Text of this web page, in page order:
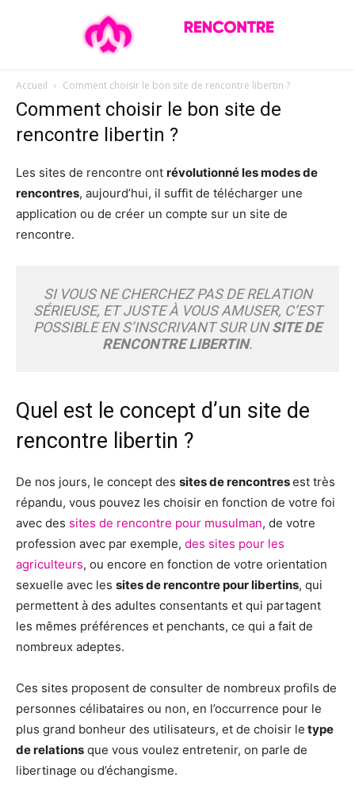
Accueil Comment choisir le bon site de rencontre libertin ?
Comment choisir le bon site de
rencontre libertin ?
Les sites de rencontre ont révolutionné les modes de
rencontres, aujourd’hui, il suffit de télécharger une
application ou de créer un compte sur un site de
rencontre.
SI VOUS NE CHERCHEZ PAS DE RELATION
SÉRIEUSE, ET JUSTE À VOUS AMUSER, C’EST
POSSIBLE EN S’INSCRIVANT SUR UNSITE DE
RENCONTRE LIBERTIN.
Quel est le concept d’un site de
rencontre libertin ?
De nos jours, le concept des sites de rencontresest très
répandu, vous pouvez les choisir en fonction de votre foi
avec des sites de rencontre pour musulman, de votre
profession avec par exemple, des sites pour les
agriculteurs, ou encore en fonction de votre orientation
sexuelle avec les sites de rencontre pour libertins, qui
permettent à des adultes consentants et qui partagent
les mêmes préférences et penchants, ce qui a fait de
nombreux adeptes.
Ces sites proposent de consulter de nombreux profils de
personnes célibataires ou non, en l’occurrence pour le
plus grand bonheur des utilisateurs, et de choisir le type
de relations que vous voulez entretenir, on parle de
libertinage ou d’échangisme.